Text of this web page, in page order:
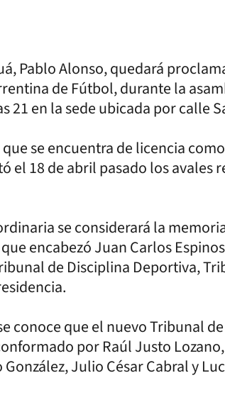
Pablo Alonso, quedará
de Fútbol, durante la
21 en la sede ubicada por calle
se encuentra de licencia
el 18 de abril pasado los avales
se considerará la
encabezó Juan Carlos
de Disciplina Deportiva,
conoce que el nuevo Tribunal
por Raúl Justo
Julio César Cabral y